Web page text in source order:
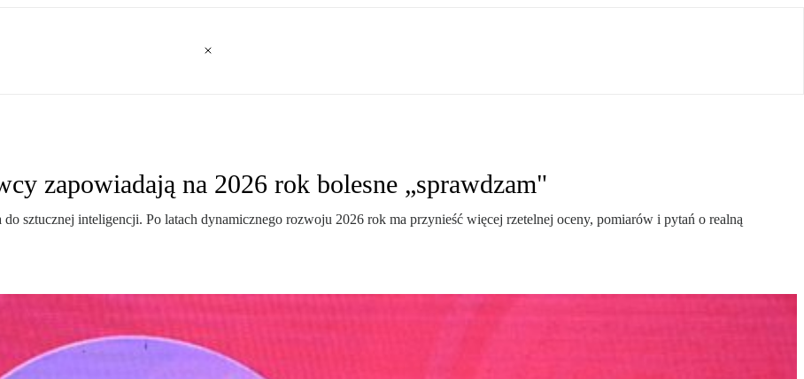
zapowiadają na 2026 rok bolesne „sprawdzam"
sztucznej inteligencji. Po latach dynamicznego rozwoju 2026 rok ma przynieść więcej rzetelnej oceny, pomiarów i pytań o realną